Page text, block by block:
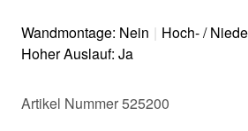
Wandmontage: Nein | Hoch- /
Hoher Auslauf: Ja
Artikel Nummer 525200